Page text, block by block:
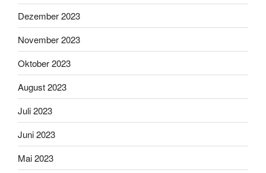
Dezember 2023
November 2023
Oktober 2023
August 2023
Juli 2023
Juni 2023
Mai 2023